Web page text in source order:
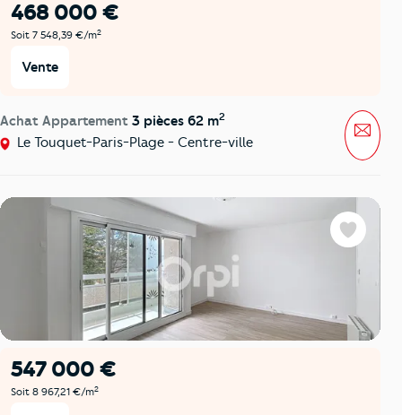
468 000 €
Soit 7 548,39 €/m2
Vente
Achat Appartement 3 pièces 62 m2
Le Touquet-Paris-Plage - Centre-ville
547 000 €
Soit 8 967,21 €/m2
Favoris